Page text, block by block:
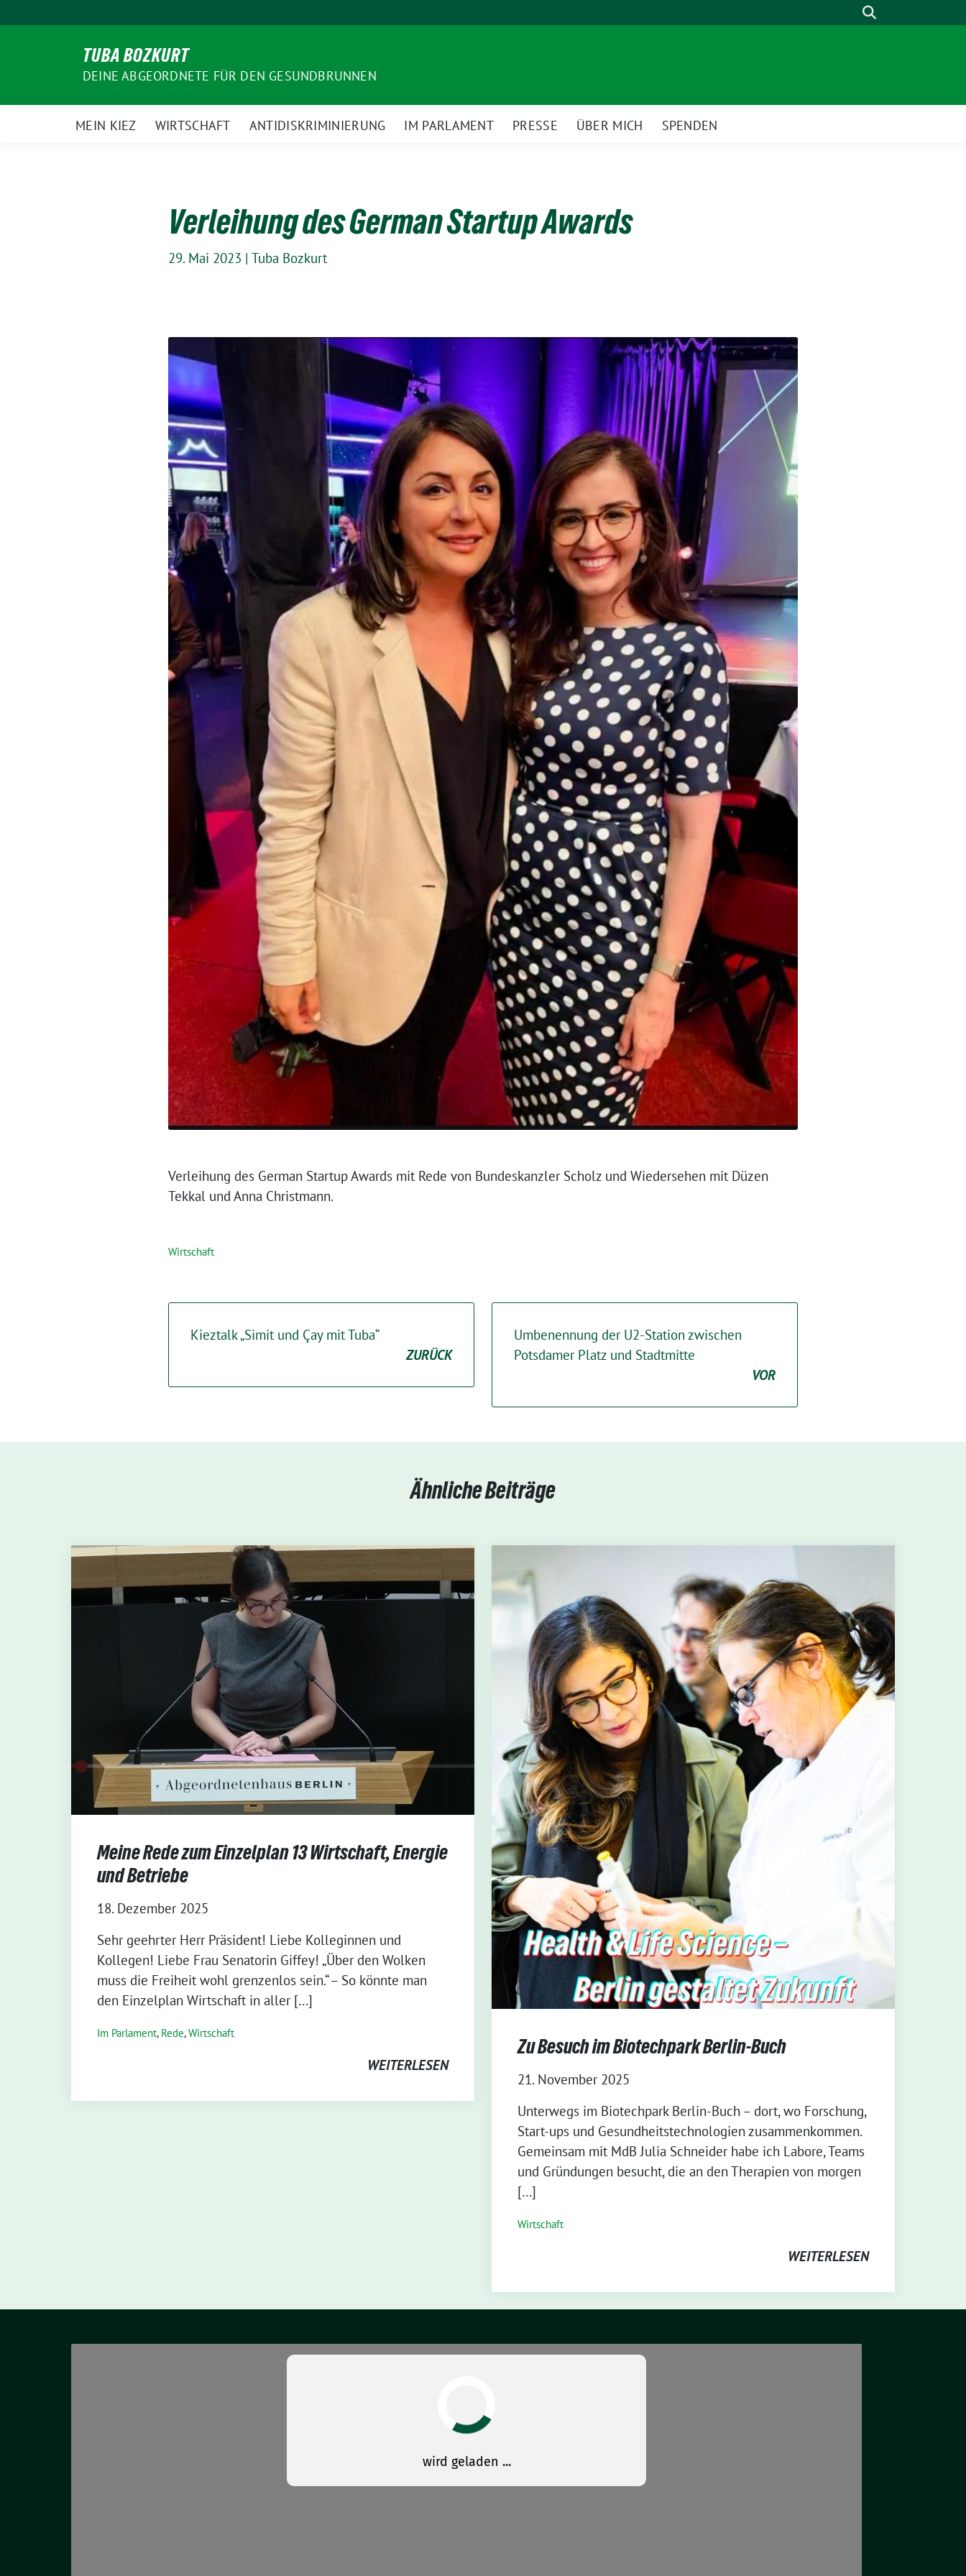
zum
Suche
TUBA BOZKURT
DEINE ABGEORDNETE FÜR DEN GESUNDBRUNNEN
MEIN KIEZ WIRTSCHAFT ANTIDISKRIMINIERUNG IM PARLAMENT PRESSE ÜBER MICH SPENDEN
Verleihung des German Startup Awards
29. Mai 2023 | Tuba Bozkurt
Verleihung des German Startup Awards mit Rede von Bundeskanzler Scholz und Wiedersehen mit Düzen
Tekkal und Anna Christmann.
Wirtschaft
Kieztalk „Simit und Çay mit Tuba“
ZURÜCK
Umbenennung der U2-Station zwischen
Potsdamer Platz und Stadtmitte
VOR
Ähnliche Beiträge
Meine Rede zum Einzelplan 13 Wirtschaft, Energie
und Betriebe
18. Dezember 2025
Sehr geehrter Herr Präsident! Liebe Kolleginnen und
Kollegen! Liebe Frau Senatorin Giffey! „Über den Wolken
muss die Freiheit wohl grenzenlos sein.“ – So könnte man
den Einzelplan Wirtschaft in aller […]
Im Parlament, Rede,Wirtschaft
WEITERLESEN
Zu Besuch im Biotechpark Berlin-Buch
21. November 2025
⁨Unterwegs im Biotechpark Berlin-Buch – dort, wo Forschung,
Start-ups und Gesundheitstechnologien zusammenkommen.
Gemeinsam mit MdB Julia Schneider habe ich Labore, Teams
und Gründungen besucht, die an den Therapien von morgen
[…]
Wirtschaft
WEITERLESEN